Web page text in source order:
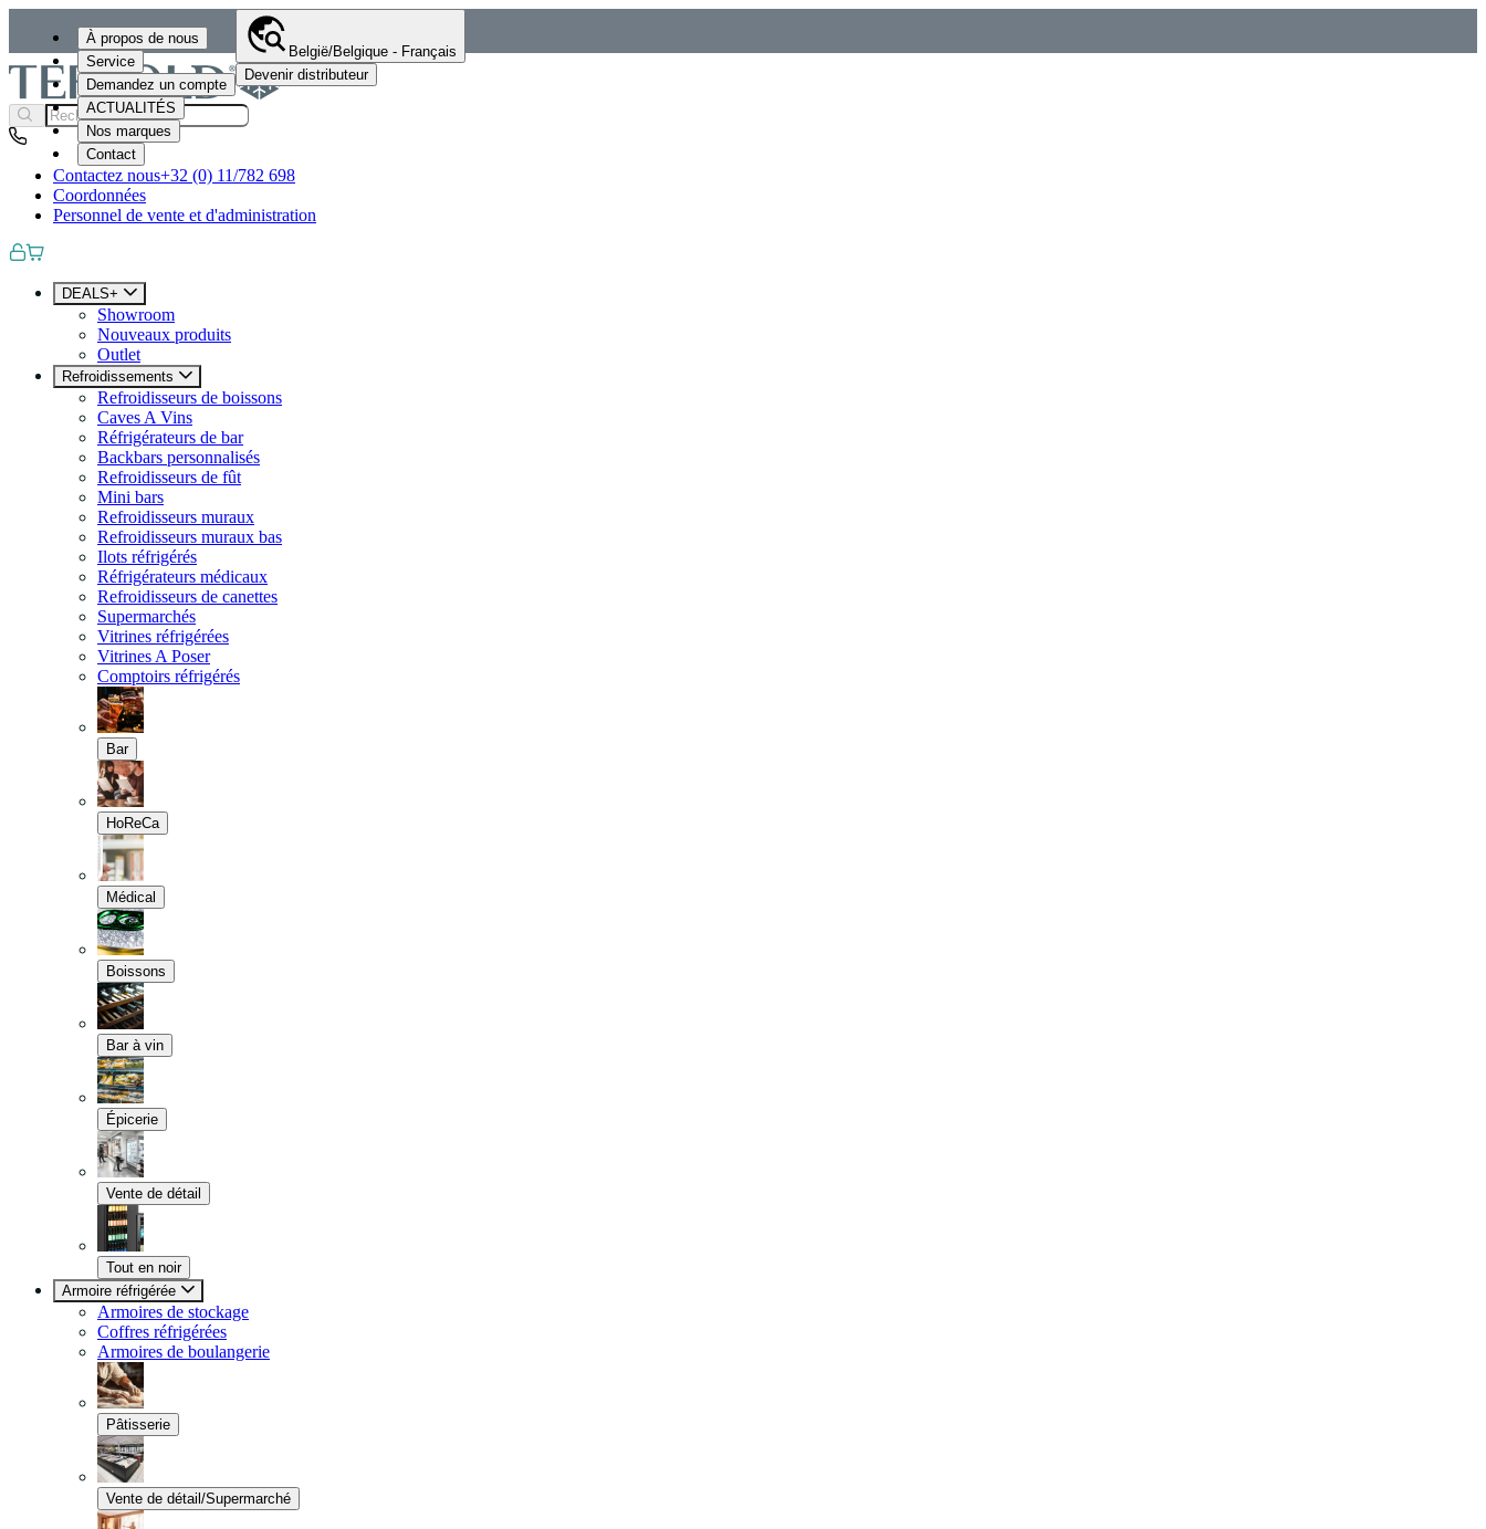
À propos de nous
Service
Demandez un compte
ACTUALITÉS
Nos marques
Contact
België/Belgique - Français
Devenir distributeur
Contactez nous+32 (0) 11/782 698
Coordonnées
Personnel de vente et d'administration
DEALS+
Showroom
Nouveaux produits
Outlet
Refroidissements
Refroidisseurs de boissons
Caves A Vins
Réfrigérateurs de bar
Backbars personnalisés
Refroidisseurs de fût
Mini bars
Refroidisseurs muraux
Refroidisseurs muraux bas
Ilots réfrigérés
Réfrigérateurs médicaux
Refroidisseurs de canettes
Supermarchés
Vitrines réfrigérées
Vitrines A Poser
Comptoirs réfrigérés
Bar
HoReCa
Médical
Boissons
Bar à vin
Épicerie
Vente de détail
Tout en noir
Armoire réfrigérée
Armoires de stockage
Coffres réfrigérées
Armoires de boulangerie
Pâtisserie
Vente de détail/Supermarché